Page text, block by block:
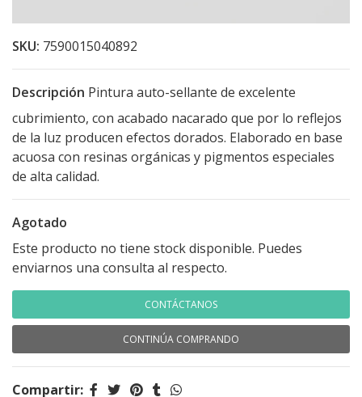
SKU: 7590015040892
Descripción Pintura auto-sellante de excelente
cubrimiento, con acabado nacarado que por lo reflejos
de la luz producen efectos dorados. Elaborado en base
acuosa con resinas orgánicas y pigmentos especiales
de alta calidad.
Agotado
Este producto no tiene stock disponible. Puedes
enviarnos una consulta al respecto.
CONTÁCTANOS
CONTINÚA COMPRANDO
Compartir: